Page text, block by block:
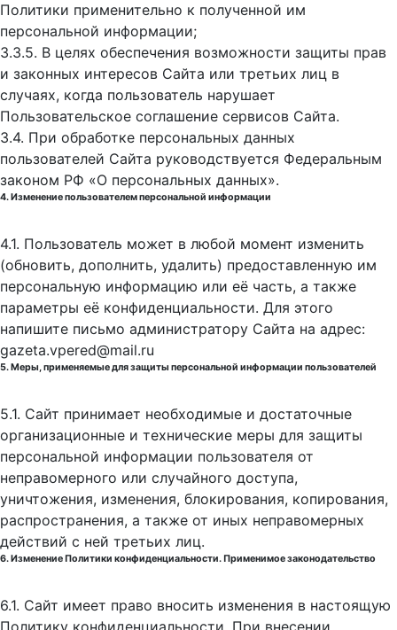
Политики применительно к полученной им
персональной информации;
3.3.5. В целях обеспечения возможности защиты прав
и законных интересов Сайта или третьих лиц в
случаях, когда пользователь нарушает
Пользовательское соглашение сервисов Сайта.
3.4. При обработке персональных данных
пользователей Сайта руководствуется Федеральным
законом РФ «О персональных данных».
4. Изменение пользователем персональной информации
4.1. Пользователь может в любой момент изменить
(обновить, дополнить, удалить) предоставленную им
персональную информацию или её часть, а также
параметры её конфиденциальности. Для этого
напишите письмо администратору Сайта на адрес:
gazeta.vpered@mail.ru
5. Меры, применяемые для защиты персональной информации пользователей
5.1. Сайт принимает необходимые и достаточные
организационные и технические меры для защиты
персональной информации пользователя от
неправомерного или случайного доступа,
уничтожения, изменения, блокирования, копирования,
распространения, а также от иных неправомерных
действий с ней третьих лиц.
6. Изменение Политики конфиденциальности. Применимое законодательство
6.1. Сайт имеет право вносить изменения в настоящую